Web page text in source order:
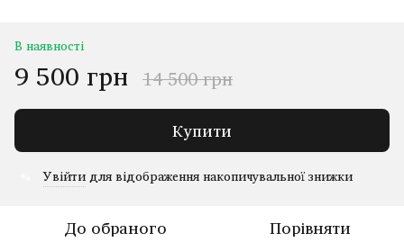
В наявності
9 500 грн 14 500 грн
Купити
Увійтидля відображення накопичувальної знижки
До обраного Порівняти